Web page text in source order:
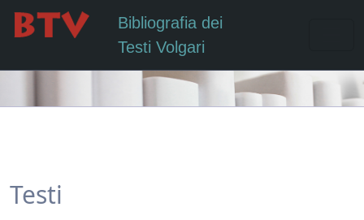
Bibliografia dei
Testi Volgari
Testi